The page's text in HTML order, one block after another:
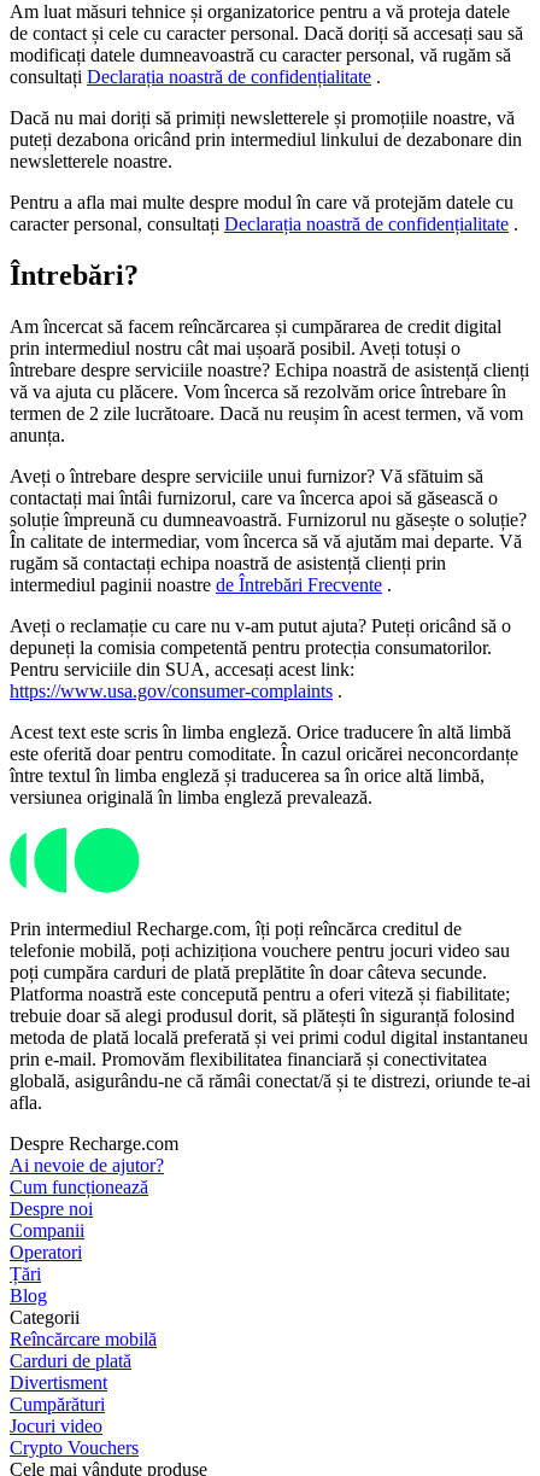
Am luat măsuri tehnice și organizatorice pentru a vă proteja datele
de contact și cele cu caracter personal. Dacă doriți să accesați sau să
modificați datele dumneavoastră cu caracter personal, vă rugăm să
consultați Declarația noastră de confidențialitate .
Dacă nu mai doriți să primiți newsletterele și promoțiile noastre, vă
puteți dezabona oricând prin intermediul linkului de dezabonare din
newsletterele noastre.
Pentru a afla mai multe despre modul în care vă protejăm datele cu
caracter personal, consultați Declarația noastră de confidențialitate .
Întrebări?
Am încercat să facem reîncărcarea și cumpărarea de credit digital
prin intermediul nostru cât mai ușoară posibil. Aveți totuși o
întrebare despre serviciile noastre? Echipa noastră de asistență clienți
vă va ajuta cu plăcere. Vom încerca să rezolvăm orice întrebare în
termen de 2 zile lucrătoare. Dacă nu reușim în acest termen, vă vom
anunța.
Aveți o întrebare despre serviciile unui furnizor? Vă sfătuim să
contactați mai întâi furnizorul, care va încerca apoi să găsească o
soluție împreună cu dumneavoastră. Furnizorul nu găsește o soluție?
În calitate de intermediar, vom încerca să vă ajutăm mai departe. Vă
rugăm să contactați echipa noastră de asistență clienți prin
intermediul paginii noastre de Întrebări Frecvente .
Aveți o reclamație cu care nu v-am putut ajuta? Puteți oricând să o
depuneți la comisia competentă pentru protecția consumatorilor.
Pentru serviciile din SUA, accesați acest link:
https://www.usa.gov/consumer-complaints .
Acest text este scris în limba engleză. Orice traducere în altă limbă
este oferită doar pentru comoditate. În cazul oricărei neconcordanțe
între textul în limba engleză și traducerea sa în orice altă limbă,
versiunea originală în limba engleză prevalează.
Prin intermediul Recharge.com, îți poți reîncărca creditul de
telefonie mobilă, poți achiziționa vouchere pentru jocuri video sau
poți cumpăra carduri de plată preplătite în doar câteva secunde.
Platforma noastră este concepută pentru a oferi viteză și fiabilitate;
trebuie doar să alegi produsul dorit, să plătești în siguranță folosind
metoda de plată locală preferată și vei primi codul digital instantaneu
prin e-mail. Promovăm flexibilitatea financiară și conectivitatea
globală, asigurându-ne că rămâi conectat/ă și te distrezi, oriunde te-ai
afla.
Despre Recharge.com
Ai nevoie de ajutor?
Cum funcționează
Despre noi
Companii
Operatori
Țări
Blog
Categorii
Reîncărcare mobilă
Carduri de plată
Divertisment
Cumpărături
Jocuri video
Crypto Vouchers
Cele mai vândute produse